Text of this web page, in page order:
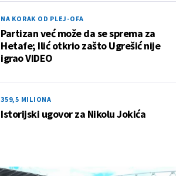
NA KORAK OD PLEJ-OFA
Partizan već može da se sprema za
Hetafe; Ilić otkrio zašto Ugrešić nije
igrao VIDEO
359,5 MILIONA
Istorijski ugovor za Nikolu Jokića